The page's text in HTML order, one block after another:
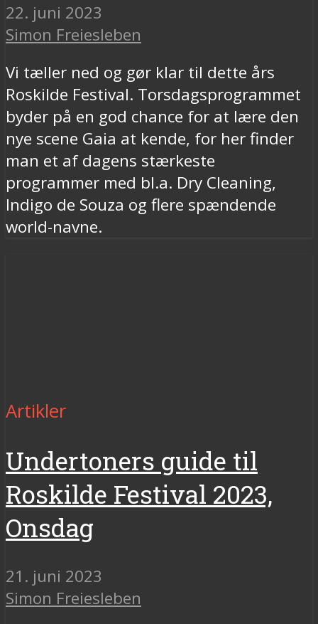
22. juni 2023
Simon Freiesleben
Vi tæller ned og gør klar til dette års
Roskilde Festival. Torsdagsprogrammet
byder på en god chance for at lære den
nye scene Gaia at kende, for her finder
man et af dagens stærkeste
programmer med bl.a. Dry Cleaning,
Indigo de Souza og flere spændende
world-navne.
Artikler
Undertoners guide til
Roskilde Festival 2023,
Onsdag
21. juni 2023
Simon Freiesleben